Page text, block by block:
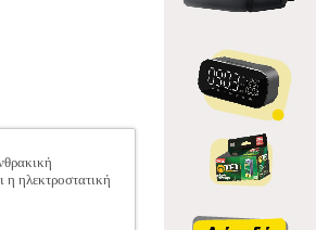
η ηλεκτροστατική